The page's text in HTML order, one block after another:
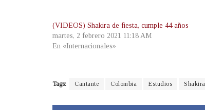
(VIDEOS) Shakira de fiesta, cumple 44 años
martes, 2 febrero 2021 11:18 AM
En «Internacionales»
Tags: Cantante Colombia Estudios Shakira